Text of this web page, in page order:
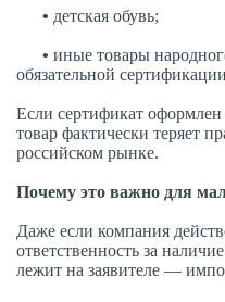
• детская обувь;
• иные товары
обязательной
Если сертификат
товар фактически теряет
российском рынке.
Почему это важно для
Даже если компания
ответственность за
лежит на заявителе —